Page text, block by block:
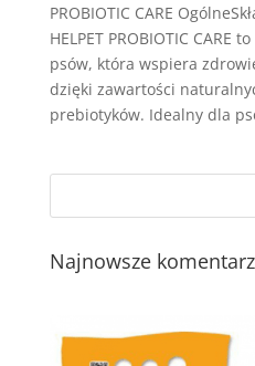
PROBIOTIC CARE
HELPET PROBIOTIC CARE
psów, która wspiera
dzięki zawartości
prebiotyków. Idealny dla
Najnowsze